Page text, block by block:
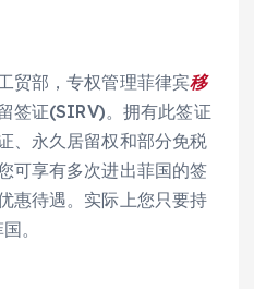
贸部，专权管理菲律宾移
签证(SIRV)。拥有此签证
、永久居留权和部分免税
可享有多次进出菲国的签
惠待遇。实际上您只要持
。